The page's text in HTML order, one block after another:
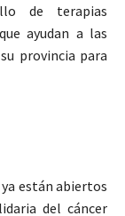
de terapias
ayudan a las
provincia para
están abiertos
del cáncer